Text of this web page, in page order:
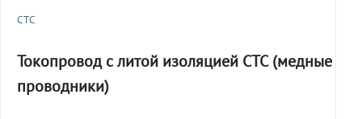
СТС
Токопровод с литой изоляцией СТС (медные
проводники)